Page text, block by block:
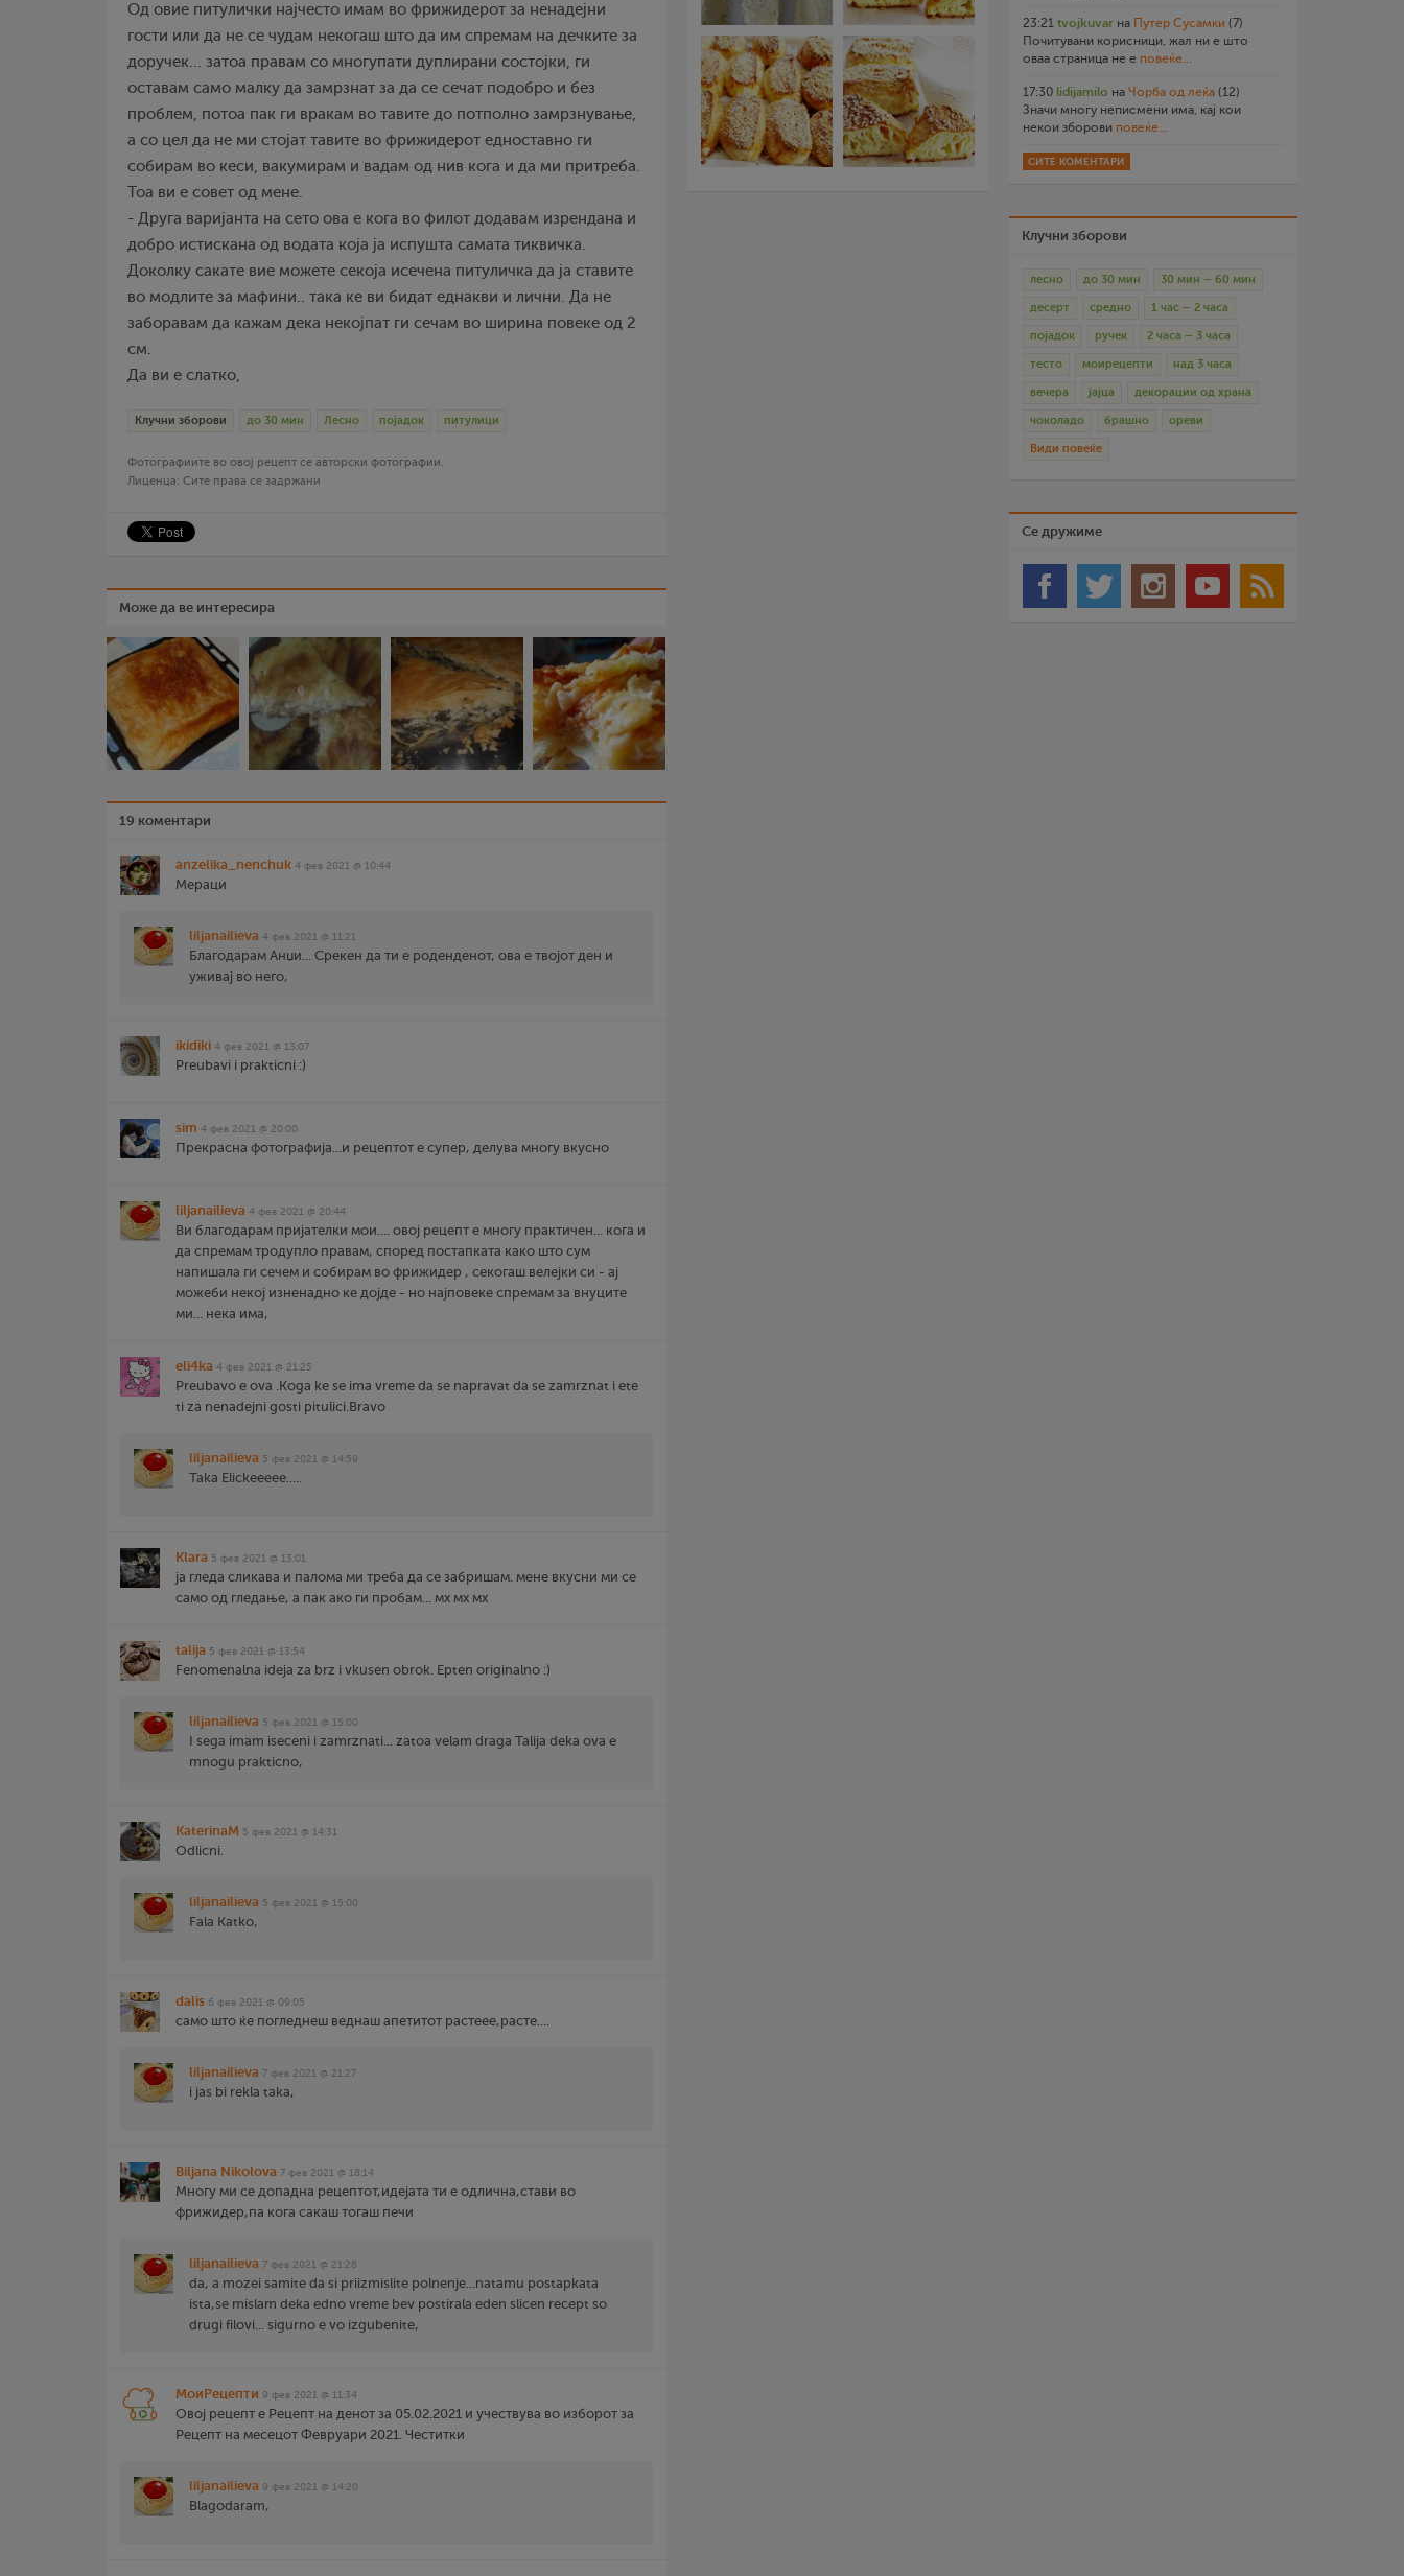
Од овие питулички најчесто имам во фрижидерот за ненадејни
гости или да не се чудам некогаш што да им спремам на дечките за
доручек... затоа правам со многупати дуплирани состојки, ги
оставам само малку да замрзнат за да се сечат подобро и без
проблем, потоа пак ги вракам во тавите до потполно замрзнување,
а со цел да не ми стојат тавите во фрижидерот едноставно ги
собирам во кеси, вакумирам и вадам од нив кога и да ми притреба.
Тоа ви е совет од мене.
- Друга варијанта на сето ова е кога во филот додавам изрендана и
добро истискана од водата која ја испушта самата тиквичка.
Доколку сакате вие можете секоја исечена питуличка да ја ставите
во модлите за мафини.. така ке ви бидат еднакви и лични. Да не
заборавам да кажам дека некојпат ги сечам во ширина повеке од 2
см.
Да ви е слатко,
Клучни зборови до 30 мин Лесно појадок питулици
Фотографиите во овој рецепт се авторски фотографии.
Лиценца: Сите права се задржани
Може да ве интересира
19 коментари
anzelika_nenchuk 4 фев 2021 @ 10:44
Мераци
liljanailieva 4 фев 2021 @ 11:21
Благодарам Анџи... Срекен да ти е роденденот, ова е твојот ден и
уживај во него,
ikidiki 4 фев 2021 @ 13:07
Preubavi i prakticni :)
sim 4 фев 2021 @ 20:00
Прекрасна фотографија...и рецептот е супер, делува многу вкусно
liljanailieva 4 фев 2021 @ 20:44
Ви благодарам пријателки мои.... овој рецепт е многу практичен... кога и
да спремам тродупло правам, според постапката како што сум
напишала ги сечем и собирам во фрижидер , секогаш велејки си - ај
можеби некој изненадно ке дојде - но најповеке спремам за внуците
ми... нека има,
eli4ka 4 фев 2021 @ 21:25
Preubavo e ova .Koga ke se ima vreme da se napravat da se zamrznat i ete
ti za nenadejni gosti pitulici.Bravo
liljanailieva 5 фев 2021 @ 14:59
Taka Elickeeeee.....
Klara 5 фев 2021 @ 13:01
ја гледа сликава и палома ми треба да се забришам. мене вкусни ми се
само од гледање, а пак ако ги пробам... мх мх мх
talija 5 фев 2021 @ 13:54
Fenomenalna ideja za brz i vkusen obrok. Epten originalno :)
liljanailieva 5 фев 2021 @ 15:00
I sega imam iseceni i zamrznati... zatoa velam draga Talija deka ova e
mnogu prakticno,
KaterinaM 5 фев 2021 @ 14:31
Odlicni.
liljanailieva 5 фев 2021 @ 15:00
Fala Katko,
dalis 6 фев 2021 @ 09:05
само што ќе погледнеш веднаш апетитот растеее,расте....
liljanailieva 7 фев 2021 @ 21:27
i jas bi rekla taka,
Biljana Nikolova 7 фев 2021 @ 18:14
Многу ми се допадна рецептот,идејата ти е одлична,стави во
фрижидер,па кога сакаш тогаш печи
liljanailieva 7 фев 2021 @ 21:28
da, a mozei samite da si priizmislite polnenje...natamu postapkata
ista,se mislam deka edno vreme bev postirala eden slicen recept so
drugi filovi... sigurno e vo izgubenite,
МоиРецепти 9 фев 2021 @ 11:34
Овој рецепт е Рецепт на денот за 05.02.2021 и учествува во изборот за
Рецепт на месецот Февруари 2021. Честитки
liljanailieva 9 фев 2021 @ 14:20
Blagodaram,
23:21 tvojkuvar на Путер Сусамки (7)
Почитувани корисници, жал ни е што
оваа страница не е повеќе...
17:30 lidijamilo на Чорба од леќа (12)
Значи многу неписмени има, кај кои
некои зборови повеќе...
СИТЕ КОМЕНТАРИ
Клучни зборови
лесно до 30 мин 30 мин – 60 мин
десерт средно 1 час – 2 часа
појадок ручек 2 часа – 3 часа
тесто моирецепти над 3 часа
вечера јајца декорации од храна
чоколадо брашно ореви
Види повеќе
Се дружиме